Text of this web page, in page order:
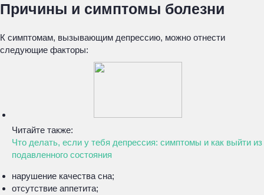
Причины и симптомы болезни
К симптомам, вызывающим депрессию, можно отнести
следующие факторы:
Читайте также:
Что делать, если у тебя депрессия: симптомы и как выйти из
подавленного состояния
нарушение качества сна;
отсутствие аппетита;